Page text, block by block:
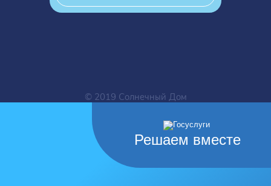
© 2019 Солнечный Дом
Решаем вместе